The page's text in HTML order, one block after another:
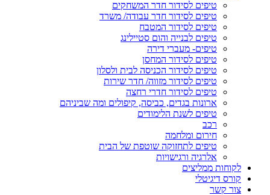
טיפים לסידור חדר המשחקים
טיפים לסידור חדר עבודה/ משרד
טיפים לסידור המטבח
טיפים לבנייה והום סטיילינג
טיפים- מעברי דירה
טיפים לסידור המחסן
טיפים לסידור הכניסה לבית ולסלון
טיפים לסידור מזווה/ חדר שירות
טיפים לסידור חדרי רחצה
ארונות בגדים, כביסה, קיפולים ומה שביניהם
טיפים לשנת הלימודים
רכב
חירום ומלחמה
טיפים לתחזוקה שוטפת של הבית
אלרגיה ורגישויות
לקוחות ממליצים
קורס דיגיטלי
צור קשר